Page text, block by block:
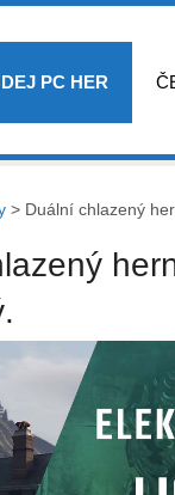
PC HER
> Duální chlazený